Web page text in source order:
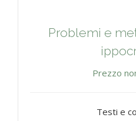
Problemi e
Prezzo
Testi e